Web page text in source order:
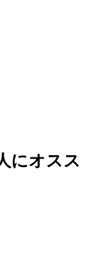
にオスス